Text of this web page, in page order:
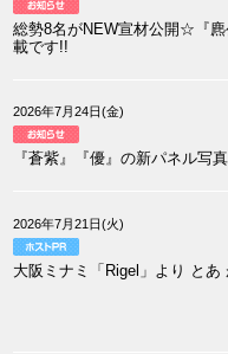
総勢8名がNEW宣材公開☆『
載です!!
2026年7月24日(金)
『蒼紫』『優』の新パネル写
2026年7月21日(火)
大阪ミナミ「Rigel」より とあ